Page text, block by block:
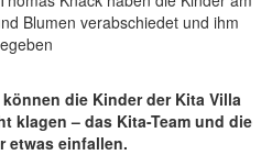
Blumen verabschiedet und ihm
die Kinder der Kita Villa
klagen – das Kita-Team und die
etwas einfallen.